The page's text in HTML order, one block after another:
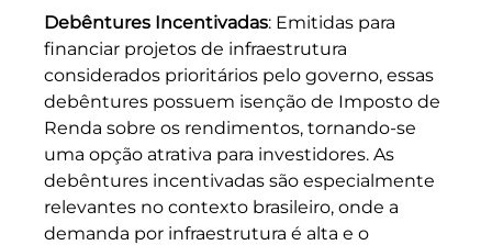
Debêntures Incentivadas: Emitidas para
financiar projetos de infraestrutura
considerados prioritários pelo governo, essas
debêntures possuem isenção de Imposto de
Renda sobre os rendimentos, tornando-se
uma opção atrativa para investidores. As
debêntures incentivadas são especialmente
relevantes no contexto brasileiro, onde a
demanda por infraestrutura é alta e o